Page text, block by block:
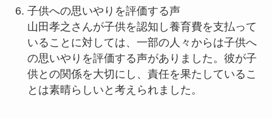
子供への思いやりを評価する声
山田孝之さんが子供を認知し養育費を支払って
いることに対しては、一部の人々からは子供へ
の思いやりを評価する声がありました。彼が子
供との関係を大切にし、責任を果たしているこ
とは素晴らしいと考えられました。